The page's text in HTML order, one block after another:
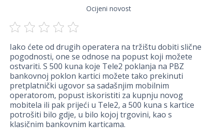
Ocijeni novost
Iako ćete od drugih operatera na tržištu dobiti slične
pogodnosti, one se odnose na popust koji možete
ostvariti. S 500 kuna koje Tele2 poklanja na PBZ
bankovnoj poklon kartici možete tako prekinuti
pretplatnički ugovor sa sadašnjim mobilnim
operatorom, popust iskoristiti za kupnju novog
mobitela ili pak prijeći u Tele2, a 500 kuna s kartice
potrošiti bilo gdje, u bilo kojoj trgovini, kao s
klasičnim bankovnim karticama.